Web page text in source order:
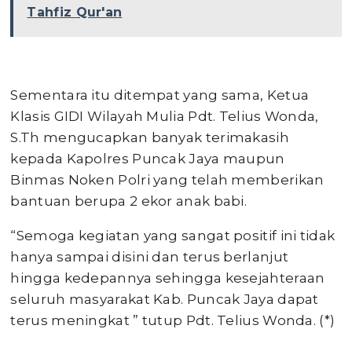
Tahfiz Qur'an
Sementara itu ditempat yang sama, Ketua
Klasis GIDI Wilayah Mulia Pdt. Telius Wonda,
S.Th mengucapkan banyak terimakasih
kepada Kapolres Puncak Jaya maupun
Binmas Noken Polri yang telah memberikan
bantuan berupa 2 ekor anak babi.
“Semoga kegiatan yang sangat positif ini tidak
hanya sampai disini dan terus berlanjut
hingga kedepannya sehingga kesejahteraan
seluruh masyarakat Kab. Puncak Jaya dapat
terus meningkat ” tutup Pdt. Telius Wonda. (*)